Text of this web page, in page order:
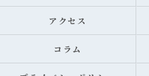
アクセス
コラム